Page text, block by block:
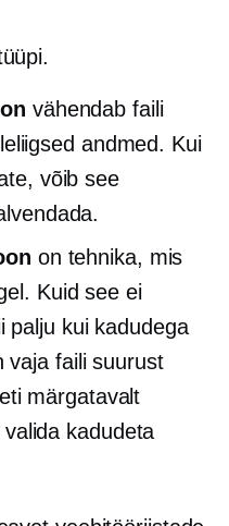
vähendab faili
andmed. Kui
võib see
on tehnika, mis
Kuid see ei
palju kui kadudega
vaja faili suurust
märgatavalt
kadudeta